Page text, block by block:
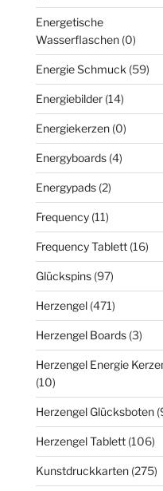
Energetische
Wasserflaschen (0)
Energie Schmuck (59)
Energiebilder (14)
Energiekerzen (0)
Energyboards (4)
Energypads (2)
Frequency (11)
Frequency Tablett (16)
Glückspins (97)
Herzengel (471)
Herzengel Boards (3)
Herzengel Energie
(10)
Herzengel Glücksboten
Herzengel Tablett (106)
Kunstdruckkarten (275)